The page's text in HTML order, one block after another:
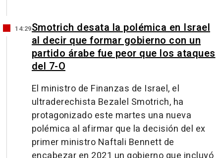
14:29Smotrich desata la polémica en Israel
al decir que formar gobierno con un
partido árabe fue peor que los ataques
del 7-O
El ministro de Finanzas de Israel, el
ultraderechista Bezalel Smotrich, ha
protagonizado este martes una nueva
polémica al afirmar que la decisión del ex
primer ministro Naftali Bennett de